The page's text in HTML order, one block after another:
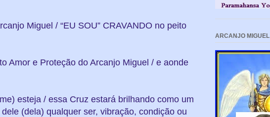
Miguel / “EU SOU” CRAVANDO no peito
Amor e Proteção do Arcanjo Miguel / e aonde
esteja / essa Cruz estará brilhando como um
(dela) qualquer ser, vibração, condição ou
ARCANJO MIGUEL